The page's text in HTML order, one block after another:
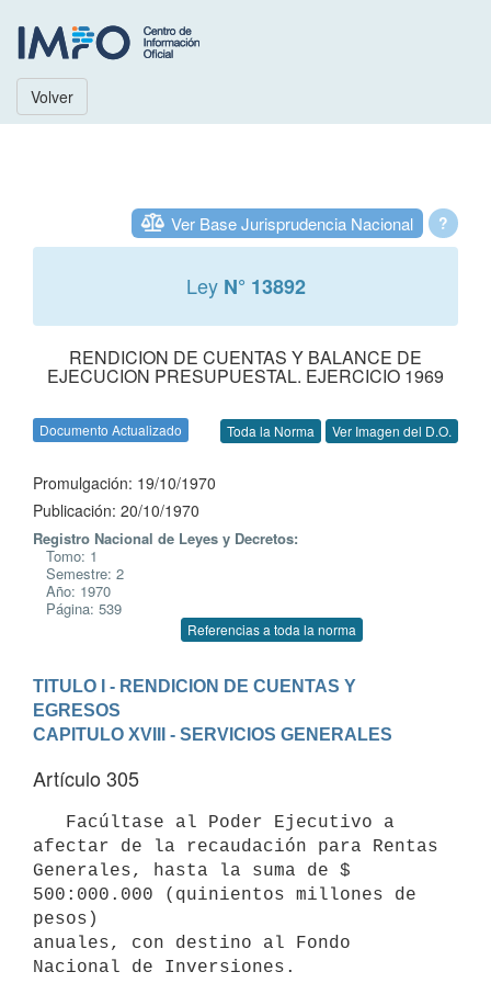
Volver
?
Ver Base Jurisprudencia Nacional
Ley N° 13892
RENDICION DE CUENTAS Y BALANCE DE
EJECUCION PRESUPUESTAL. EJERCICIO 1969
Documento Actualizado Toda la Norma Ver Imagen del D.O.
Promulgación: 19/10/1970
Publicación: 20/10/1970
Registro Nacional de Leyes y Decretos:
Tomo: 1
Semestre: 2
Año: 1970
Página: 539
Referencias a toda la norma
TITULO I - RENDICION DE CUENTAS Y
EGRESOS
CAPITULO XVIII - SERVICIOS GENERALES
Artículo 305
afectar de la recaudación para Rentas
Generales, hasta la suma de $
500:000.000 (quinientos millones de
pesos)
anuales, con destino al Fondo
Nacional de Inversiones.